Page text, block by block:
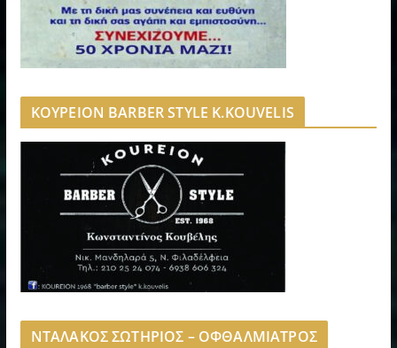
ΚΟΥΡΕΙΟΝ BARBER STYLE K.KOUVELIS
ΝΤΑΛΑΚΟΣ ΣΩΤΗΡΙΟΣ – ΟΦΘΑΛΜΙΑΤΡΟΣ